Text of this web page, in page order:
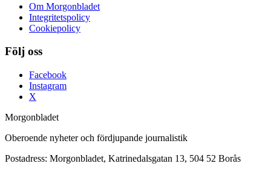
Om Morgonbladet
Integritetspolicy
Cookiepolicy
Följ oss
Facebook
Instagram
X
Morgonbladet
Oberoende nyheter och fördjupande journalistik
Postadress: Morgonbladet, Katrinedalsgatan 13, 504 52 Borås